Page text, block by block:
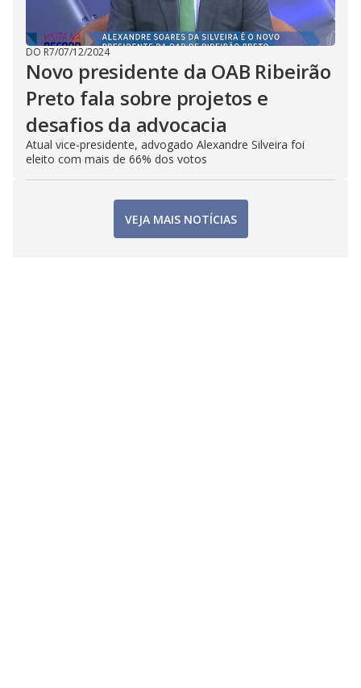
DO R7/07/12/2024
Novo presidente da OAB Ribeirão
Preto fala sobre projetos e
desafios da advocacia
Atual vice-presidente, advogado Alexandre Silveira foi
eleito com mais de 66% dos votos
VEJA MAIS NOTÍCIAS